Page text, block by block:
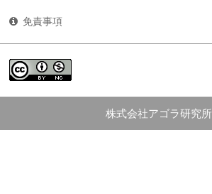
免責事項
株式会社アゴラ研究所